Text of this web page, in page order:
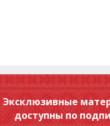
Эксклюзивные
доступны по